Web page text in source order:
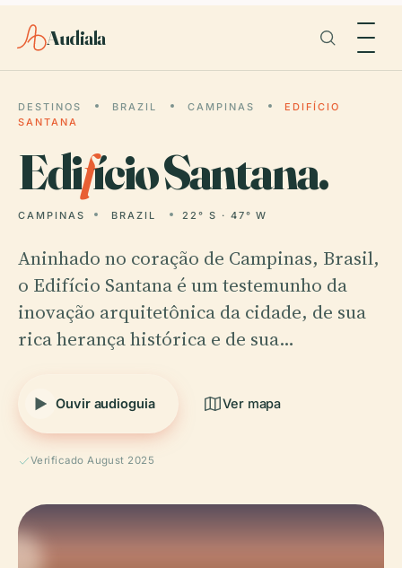
Audiala
DESTINOS BRAZIL CAMPINAS
EDIFÍCIO
SANTANA
Edifício Santana.
CAMPINAS BRAZIL 22° S · 47° W
Aninhado no coração de Campinas, Brasil,
o Edifício Santana é um testemunho da
inovação arquitetônica da cidade, de sua
rica herança histórica e de sua…
Ouvir audioguia Ver mapa
Verificado August 2025